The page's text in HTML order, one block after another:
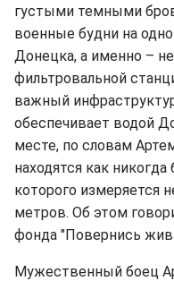
густыми темными
военные будни на
Донецка, а именно –
фильтровальной
важный
обеспечивает водой
месте, по словам
находятся как
которого измеряется
метров. Об этом
фонда "Повернись
Мужественный боец